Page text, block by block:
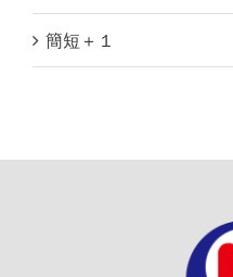
簡短＋１